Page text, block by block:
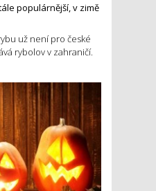
populárnější, v zimě
už není pro české
rybolov v zahraničí.